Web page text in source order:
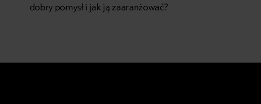
dobry pomysł i jak ją zaaranżować?